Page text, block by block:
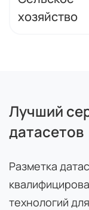
хозяйство
Лучший
датасетов
Разметка
технологий